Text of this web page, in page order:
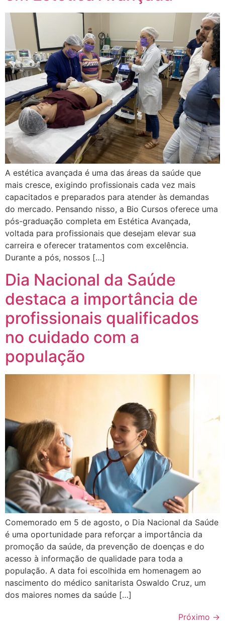
A estética avançada é uma das áreas da saúde que
mais cresce, exigindo profissionais cada vez mais
capacitados e preparados para atender às demandas
do mercado. Pensando nisso, a Bio Cursos oferece uma
pós-graduação completa em Estética Avançada,
voltada para profissionais que desejam elevar sua
carreira e oferecer tratamentos com excelência.
Durante a pós, nossos […]
Dia Nacional da Saúde
destaca a importância de
profissionais qualificados
no cuidado com a
população
Comemorado em 5 de agosto, o Dia Nacional da Saúde
é uma oportunidade para reforçar a importância da
promoção da saúde, da prevenção de doenças e do
acesso à informação de qualidade para toda a
população. A data foi escolhida em homenagem ao
nascimento do médico sanitarista Oswaldo Cruz, um
dos maiores nomes da saúde […]
Próximo →